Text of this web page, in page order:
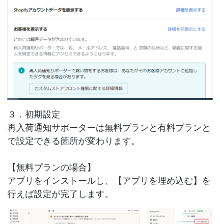
３．初期設定
再入荷通知サポーターは無料プランと有料プランと
で設定できる箇所が変わります。
【無料プランの場合】
アプリをインストールし、【アプリを埋め込む】を
行えば設定が完了します。